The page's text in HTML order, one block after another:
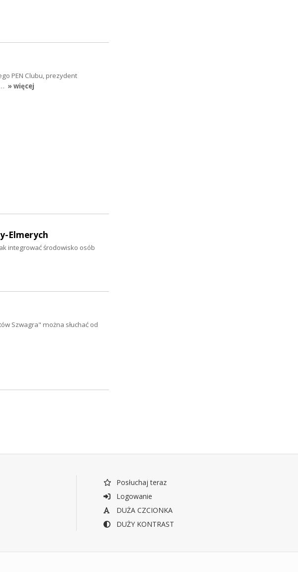
PEN Clubu, prezydent
» więcej
Elmerych
integrować środowisko osób
Szwagra" można słuchać od
Posłuchaj teraz
Logowanie
DUŻA CZCIONKA
DUŻY KONTRAST